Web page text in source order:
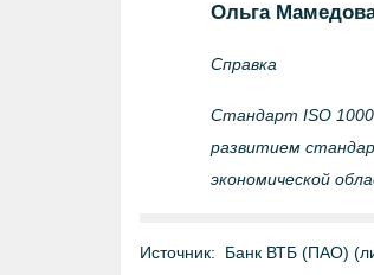
Ольга
Справка
Стандарт ISO
развитием
экономической
Источник: Банк ВТБ (ПАО)